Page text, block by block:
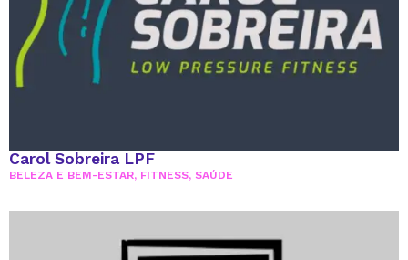
Carol Sobreira LPF
BELEZA E BEM-ESTAR, FITNESS, SAÚDE